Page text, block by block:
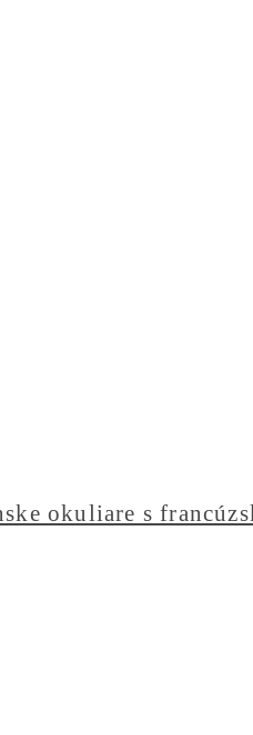
okuliare s